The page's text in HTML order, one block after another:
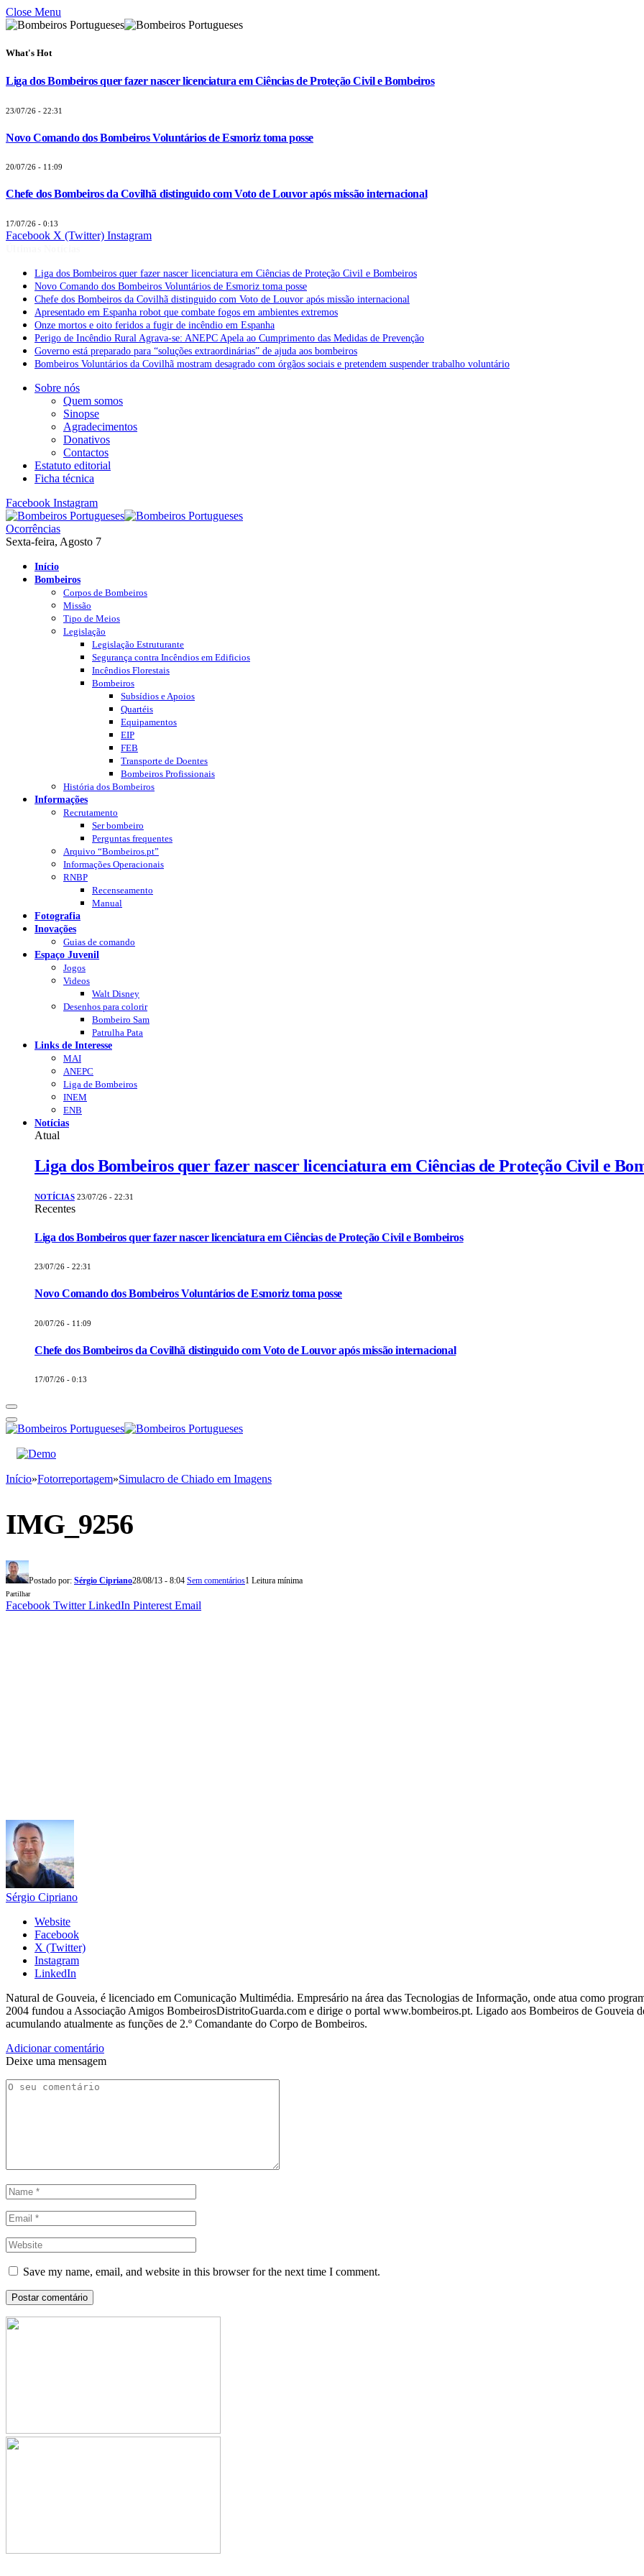
Close Menu
What's Hot
Liga dos Bombeiros quer fazer nascer licenciatura em Ciências de Proteção Civil e Bombeiros
23/07/26 - 22:31
Novo Comando dos Bombeiros Voluntários de Esmoriz toma posse
20/07/26 - 11:09
Chefe dos Bombeiros da Covilhã distinguido com Voto de Louvor após missão internacional
17/07/26 - 0:13
Facebook X (Twitter) Instagram
Liga dos Bombeiros quer fazer nascer licenciatura em Ciências de Proteção Civil e Bombeiros
Novo Comando dos Bombeiros Voluntários de Esmoriz toma posse
Chefe dos Bombeiros da Covilhã distinguido com Voto de Louvor após missão internacional
Apresentado em Espanha robot que combate fogos em ambientes extremos
Onze mortos e oito feridos a fugir de incêndio em Espanha
Perigo de Incêndio Rural Agrava-se: ANEPC Apela ao Cumprimento das Medidas de Prevenção
Governo está preparado para “soluções extraordinárias” de ajuda aos bombeiros
Bombeiros Voluntários da Covilhã mostram desagrado com órgãos sociais e pretendem suspender trabalho voluntário
Sobre nós
Quem somos
Sinopse
Agradecimentos
Donativos
Contactos
Estatuto editorial
Ficha técnica
Facebook Instagram
Ocorrências
Sexta-feira, Agosto 7
Início
Bombeiros
Corpos de Bombeiros
Missão
Tipo de Meios
Legislação
Legislação Estruturante
Segurança contra Incêndios em Edificios
Incêndios Florestais
Bombeiros
Subsídios e Apoios
Quartéis
Equipamentos
EIP
FEB
Transporte de Doentes
Bombeiros Profissionais
História dos Bombeiros
Informações
Recrutamento
Ser bombeiro
Perguntas frequentes
Arquivo “Bombeiros.pt”
Informações Operacionais
RNBP
Recenseamento
Manual
Fotografia
Inovações
Guias de comando
Espaço Juvenil
Jogos
Videos
Walt Disney
Desenhos para colorir
Bombeiro Sam
Patrulha Pata
Links de Interesse
MAI
ANEPC
Liga de Bombeiros
INEM
ENB
Notícias
Atual
Liga dos Bombeiros quer fazer nascer licenciatura em Ciências de Proteção Civil e
NOTÍCIAS 23/07/26 - 22:31
Recentes
Liga dos Bombeiros quer fazer nascer licenciatura em Ciências de Proteção Civil e Bombeiros
23/07/26 - 22:31
Novo Comando dos Bombeiros Voluntários de Esmoriz toma posse
20/07/26 - 11:09
Chefe dos Bombeiros da Covilhã distinguido com Voto de Louvor após missão internacional
17/07/26 - 0:13
Início»Fotorreportagem»Simulacro de Chiado em Imagens
IMG_9256
Postado por: Sérgio Cipriano28/08/13 - 8:04 Sem comentários1 Leitura mínima
Partilhar
Facebook Twitter LinkedIn Pinterest Email
Sérgio Cipriano
Website
Facebook
X (Twitter)
Instagram
LinkedIn
Natural de Gouveia, é licenciado em Comunicação Multimédia. Empresário na área das Tecnologias de Informação, onde atua como
2004 fundou a Associação Amigos BombeirosDistritoGuarda.com e dirige o portal www.bombeiros.pt. Ligado aos Bombeiros de Gouveia
acumulando atualmente as funções de 2.º Comandante do Corpo de Bombeiros.
Adicionar comentário
Deixe uma mensagem
Save my name, email, and website in this browser for the next time I comment.